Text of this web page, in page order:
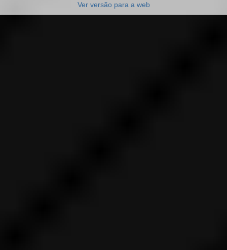
Ver versão para a web